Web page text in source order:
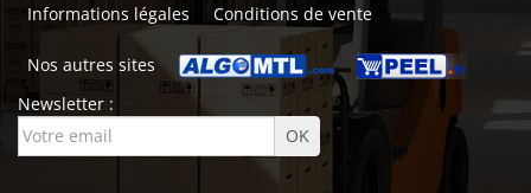
Informations légales
Conditions de vente
Nos autres sites
Newsletter :